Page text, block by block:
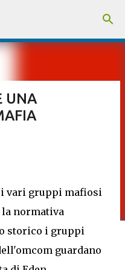
UNA
i vari gruppi mafiosi
la normativa
storico i gruppi
guardano